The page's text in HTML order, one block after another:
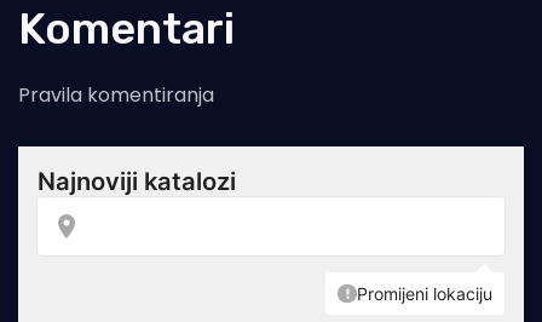
Komentari
Pravila komentiranja